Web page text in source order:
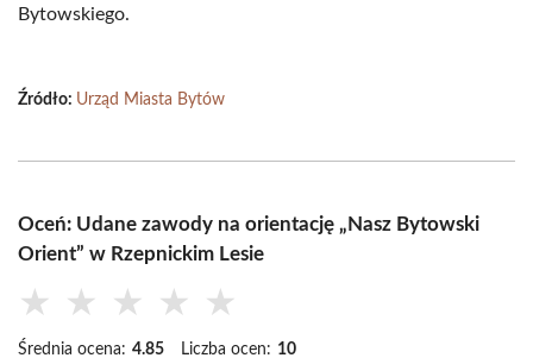
Bytowskiego.
Źródło: Urząd Miasta Bytów
Oceń: Udane zawody na orientację „Nasz Bytowski
Orient” w Rzepnickim Lesie
★ ★ ★ ★ ★
Średnia ocena: 4.85 Liczba ocen: 10